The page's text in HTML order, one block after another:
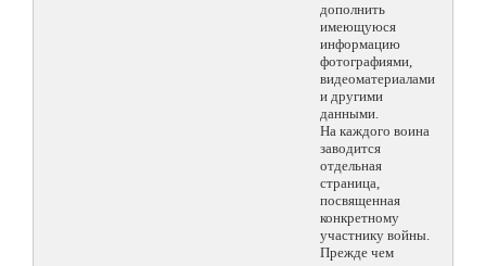
дополнить
имеющуюся
информацию
фотографиями,
видеоматериалами
и другими
данными.
На каждого воина
заводится
отдельная
страница,
посвященная
конкретному
участнику войны.
Прежде чем